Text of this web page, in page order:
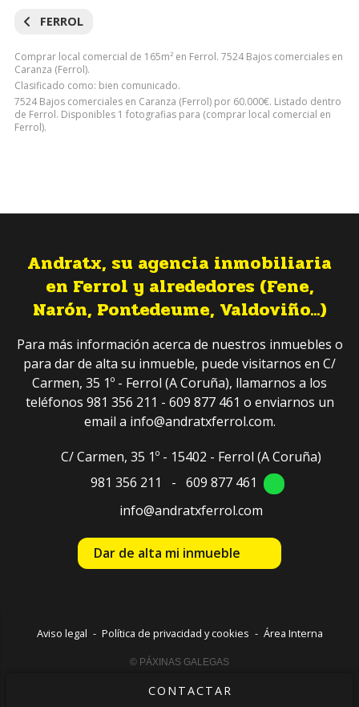
CONTACTAR
FERROL
Comprar local comercial de 165m² en Ferrol. 7524 Bajos comerciales en
Caranza (Ferrol).
Clasificado como: bien comunicado.
7524 Bajos comerciales en Caranza (Ferrol) por 60.000€. Listado dentro
de Ferrol. Disponibles 1 fotografias para (comprar local comercial en
Ferrol).
Andratx, su agencia inmobiliaria
en Ferrol y alrededores (Fene,
Narón, Pontedeume, Valdoviño...)
Para más información acerca de nuestros inmuebles o
para dar de alta su inmueble, puede visitarnos en C/
Carmen, 35 1º - Ferrol (A Coruña), llamarnos a los
teléfonos 981 356 211 - 609 877 461 o enviarnos un
email a info@andratxferrol.com.
C/ Carmen, 35 1º - 15402 - Ferrol (A Coruña)
981 356 211
- 609 877 461
info@andratxferrol.com
Dar de alta mi inmueble
Aviso legal - Política de privacidad y cookies - Área Interna
© PÁXINAS GALEGAS